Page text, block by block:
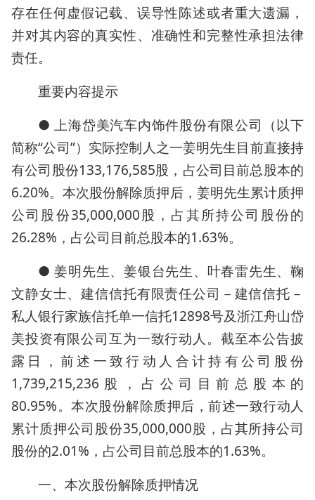
存在任何虚假记载、误导性陈述或者重大遗漏，
并对其内容的真实性、准确性和完整性承担法律
责任。
重要内容提示
● 上海岱美汽车内饰件股份有限公司（以下
简称“公司”）实际控制人之一姜明先生目前直接持
有公司股份133,176,585股，占公司目前总股本的
6.20%。本次股份解除质押后，姜明先生累计质押
公司股份35,000,000股，占其所持公司股份的
26.28%，占公司目前总股本的1.63%。
● 姜明先生、姜银台先生、叶春雷先生、鞠
文静女士、建信信托有限责任公司－建信信托－
私人银行家族信托单一信托12898号及浙江舟山岱
美投资有限公司互为一致行动人。截至本公告披
露日，前述一致行动人合计持有公司股份
1,739,215,236股，占公司目前总股本的
80.95%。本次股份解除质押后，前述一致行动人
累计质押公司股份35,000,000股，占其所持公司
股份的2.01%，占公司目前总股本的1.63%。
一、本次股份解除质押情况